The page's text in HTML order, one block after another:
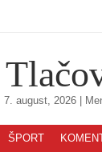
7. august, 2026 |
ŠPORT